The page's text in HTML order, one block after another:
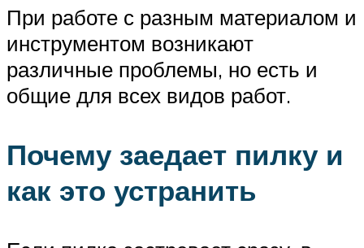
При работе с разным материалом и
инструментом возникают
различные проблемы, но есть и
общие для всех видов работ.
Почему заедает пилку и
как это устранить